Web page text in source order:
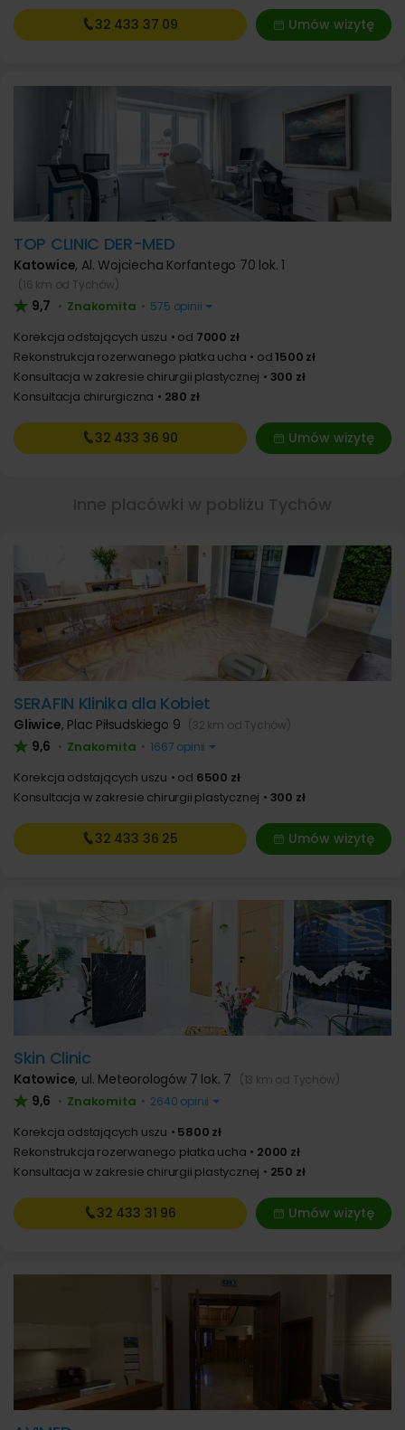
Umów wizytę
32 433 37 09
TOP CLINIC DER-MED
Katowice, Al. Wojciecha Korfantego 70 lok. 1
(16 km od Tychów)
9,7 • Znakomita • 575 opinii
Korekcja odstających uszu od 7000 zł
Rekonstrukcja rozerwanego płatka ucha
od1500 zł
Konsultacja w zakresie chirurgii plastycznej
300 zł
Konsultacja chirurgiczna
280 zł
Umów wizytę
32 433 36 90
SERAFIN Klinika dla Kobiet
Gliwice, Plac Piłsudskiego 9 (32 km od Tychów)
9,6 • Znakomita • 1667 opinii
Korekcja odstających uszu od 6500 zł
Konsultacja w zakresie chirurgii plastycznej
300 zł
Umów wizytę
32 433 36 25
Skin Clinic
Katowice, ul. Meteorologów 7 lok. 7 (13 km od Tychów)
9,6 • Znakomita • 2640 opinii
Korekcja odstających uszu
5800 zł
Rekonstrukcja rozerwanego płatka ucha
2000 zł
Konsultacja w zakresie chirurgii plastycznej
250 zł
Umów wizytę
32 433 31 96